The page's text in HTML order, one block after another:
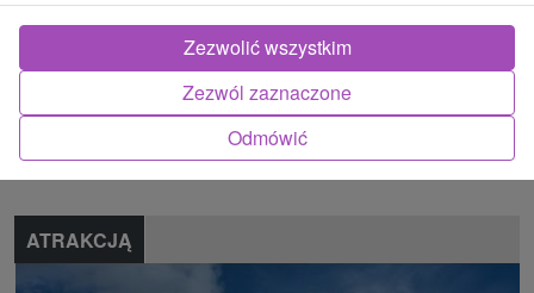
Znalazłeś błąd lub chcesz polecić nam nową atrakcję
Zgłoś błąd
ATRAKCJĄ
Odmówić
Zezwól zaznaczone
Zezwolić wszystkim